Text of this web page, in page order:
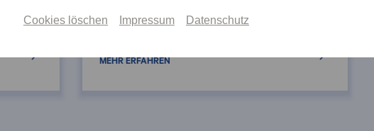
Cookies löschen Impressum Datenschutz
2023